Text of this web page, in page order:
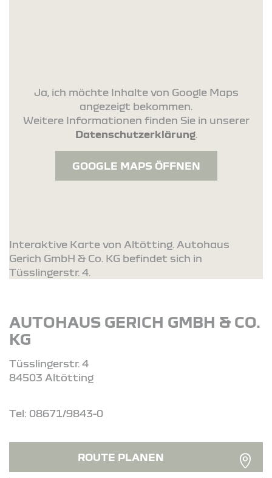
Ja, ich möchte Inhalte von Google Maps
angezeigt bekommen.
Weitere Informationen finden Sie in unserer
Datenschutzerklärung.
GOOGLE MAPS ÖFFNEN
Interaktive Karte von Altötting. Autohaus
Gerich GmbH & Co. KG befindet sich in
Tüsslingerstr. 4.
AUTOHAUS GERICH GMBH & CO.
KG
Tüsslingerstr. 4
84503 Altötting
Tel: 08671/9843-0
ROUTE PLANEN